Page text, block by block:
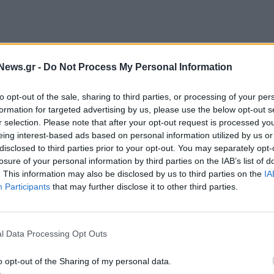
- Do Not Process My Personal Information
opt-out of the sale, sharing to third parties, or processing of your
for targeted advertising by us, please use the below opt-out
selection. Please note that after your opt-out request is processed
interest-based ads based on personal information utilized by us
to third parties prior to your opt-out. You may separately
of your personal information by third parties on the IAB’s list of
This information may also be disclosed by us to third parties on the
Participants that may further disclose it to other third parties.
Data Processing Opt Outs
opt-out of the Sharing of my personal data.
χρόνου προβλέπεται να εργαστούμε το
εισφορές στο κράτος, με την Ημέρα
την 25η Ιουνίου -μια βελτίωση 3 ημερών σε
το 2022
που προβλέπονται για το 2024 είναι η
10 ετών».
επιβάρυνση έχει μειωθεί κατά 6 ημέρες,